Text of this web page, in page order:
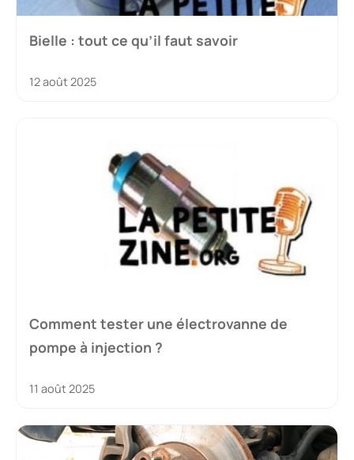
Bielle : tout ce qu’il faut savoir
12 août 2025
Comment tester une électrovanne de
pompe à injection ?
11 août 2025